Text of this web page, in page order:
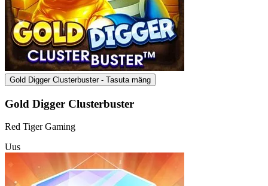
Gold Digger Clusterbuster - Tasuta mäng
Gold Digger Clusterbuster
Red Tiger Gaming
Uus